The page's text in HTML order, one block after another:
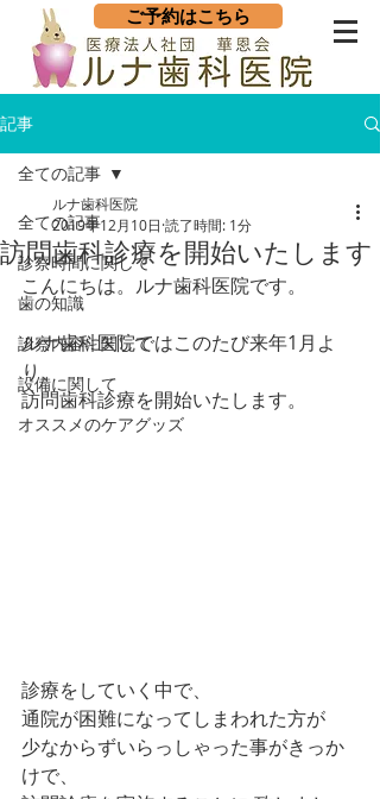
ご予約はこちら
記事
全ての記事
診察時間に関して
歯の知識
診察内容に関して
設備に関して
オススメのケアグッズ
全ての記事
訪問歯科診療を開始いたします
ルナ歯科医院
2019年12月10日 読了時間: 1分
こんにちは。ルナ歯科医院です。
ルナ歯科医院ではこのたび来年1月よ
り、
訪問歯科診療を開始いたします。
診療をしていく中で、
通院が困難になってしまわれた方が
少なからずいらっしゃった事がきっか
けで、